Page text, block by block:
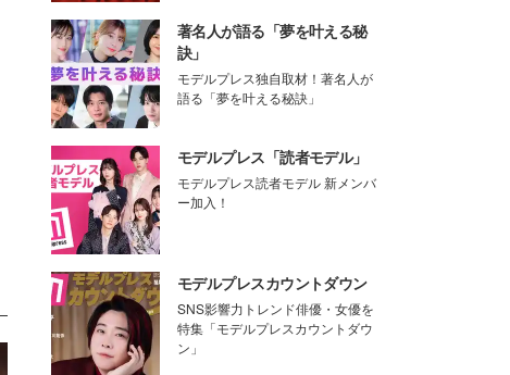
著名人が語る「夢を叶える秘
訣」
モデルプレス独自取材！著名人が
語る「夢を叶える秘訣」
モデルプレス「読者モデル」
モデルプレス読者モデル 新メンバ
ー加入！
モデルプレスカウントダウン
SNS影響力トレンド俳優・女優を
特集「モデルプレスカウントダウ
ン」